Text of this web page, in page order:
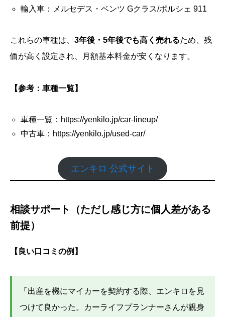
輸入車：メルセデス・ベンツ Gクラス/ポルシェ 911
これらの車種は、 3年後・5年後でも高く売れるため、残
価が高く設定され、月額基本料金が安くなります。
【参考：車種一覧】
車種一覧：https://yenkilo.jp/car-lineup/
中古車：https://yenkilo.jp/used-car/
エンキロ 公式サイト
相談サポート（ただし感じ方に個人差がある
前提）
【良い口コミの例】
「出産を機にマイカーを契約する際、エンキロを見
つけて良かった。カーライフプランナーさんが親身